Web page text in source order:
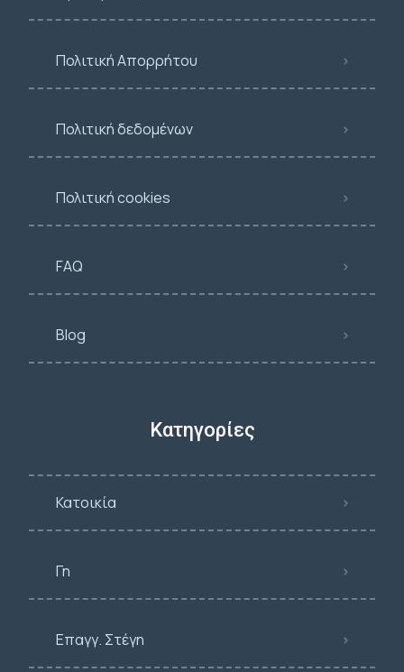
Πολιτική Απορρήτου
Πολιτική δεδομένων
Πολιτική cookies
FAQ
Blog
Κατηγορίες
Κατοικία
Γη
Επαγγ. Στέγη